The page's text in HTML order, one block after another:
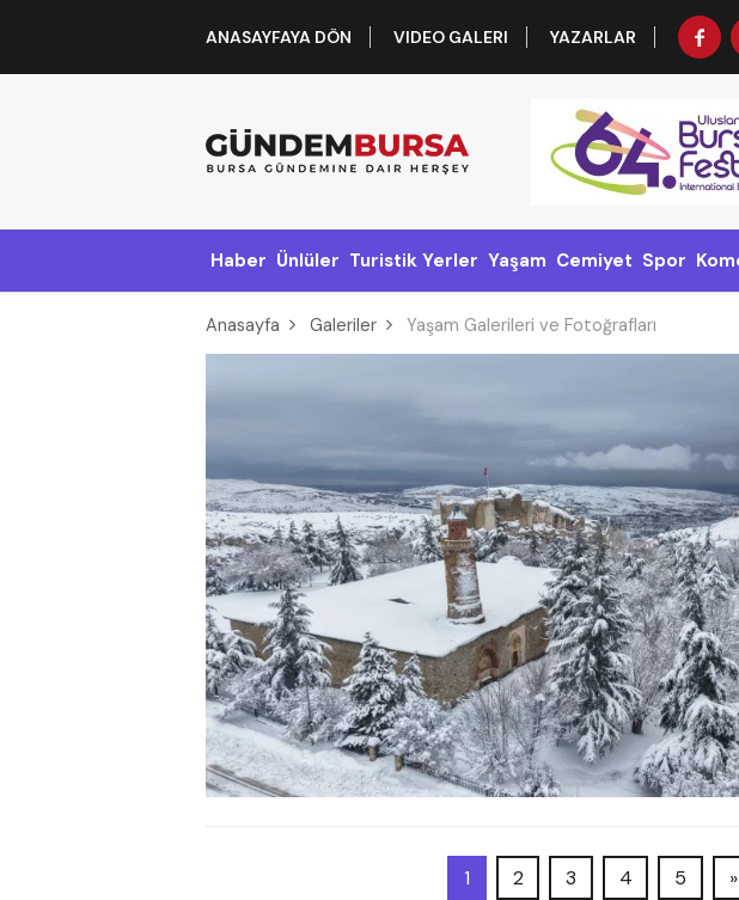
ANASAYFAYA DÖN VIDEO GALERI YAZARLAR
Haber Ünlüler Turistik Yerler Yaşam Cemiyet Spor
Anasayfa Galeriler Yaşam Galerileri ve Fotoğrafları
1 2 3 4 5 »